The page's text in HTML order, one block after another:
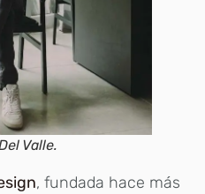
Valle.
, fundada hace más